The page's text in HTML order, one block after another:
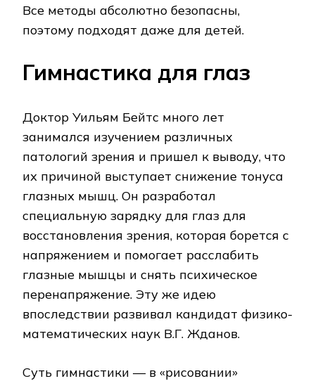
Все методы абсолютно безопасны,
поэтому подходят даже для детей.
Гимнастика для глаз
Доктор Уильям Бейтс много лет
занимался изучением различных
патологий зрения и пришел к выводу, что
их причиной выступает снижение тонуса
глазных мышц. Он разработал
специальную зарядку для глаз для
восстановления зрения, которая борется с
напряжением и помогает расслабить
глазные мышцы и снять психическое
перенапряжение. Эту же идею
впоследствии развивал кандидат физико-
математических наук В.Г. Жданов.
Суть гимнастики — в «рисовании»